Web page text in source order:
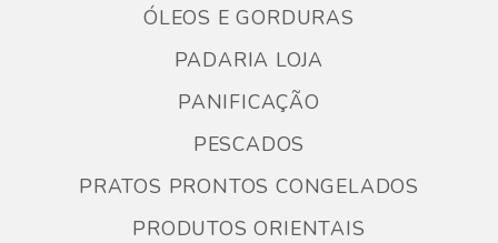
ÓLEOS E GORDURAS
PADARIA LOJA
PANIFICAÇÃO
PESCADOS
PRATOS PRONTOS CONGELADOS
PRODUTOS ORIENTAIS